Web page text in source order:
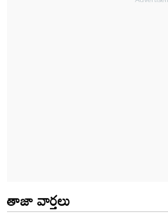
తాజా వార్తలు